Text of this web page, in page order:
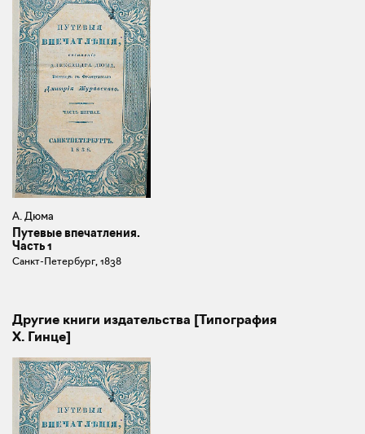
А. Дюма
Путевые впечатления.
Часть 1
Санкт-Петербург, 1838
Другие книги издательства [Типография
Х. Гинце]